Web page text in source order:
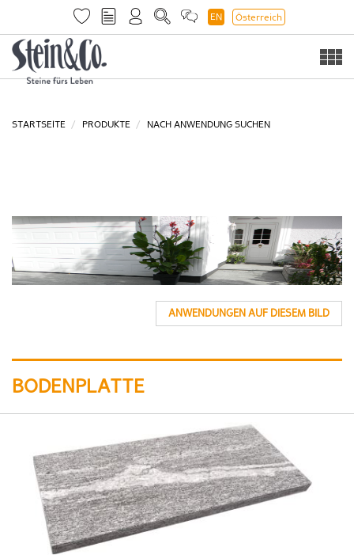
EN Österreich
STARTSEITE PRODUKTE NACH ANWENDUNG SUCHEN
ANWENDUNGEN AUF DIESEM BILD
BODENPLATTE